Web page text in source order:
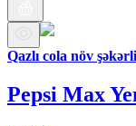
Qazlı cola növ
Pepsi Max